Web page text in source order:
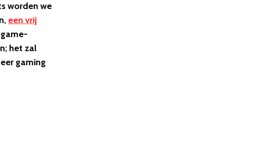
worden we
een vrij
het zal
gaming